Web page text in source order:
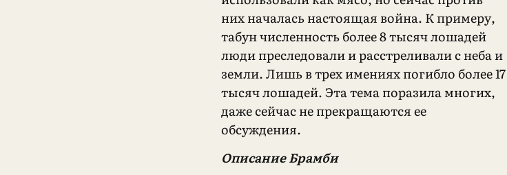
них началась настоящая война. К примеру,
табун численность более 8 тысяч лошадей
люди преследовали и расстреливали с неба и
земли. Лишь в трех имениях погибло более 17
тысяч лошадей. Эта тема поразила многих,
даже сейчас не прекращаются ее
обсуждения.
Описание Брамби